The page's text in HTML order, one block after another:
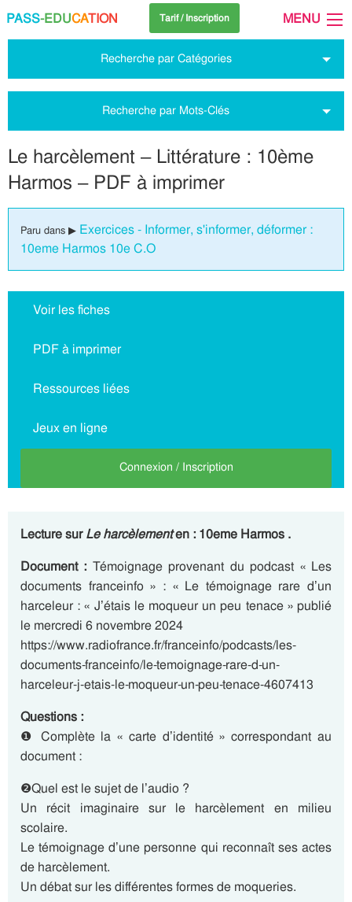
PASS-EDUCATION Tarif / Inscription MENU
Recherche par Catégories
Recherche par Mots-Clés
Le harcèlement – Littérature : 10ème
Harmos – PDF à imprimer
Paru dans ▶ Exercices - Informer, s'informer, déformer :
10eme Harmos 10e C.O
Voir les fiches
PDF à imprimer
Ressources liées
Jeux en ligne
Connexion / Inscription
Lecture surLe harcèlementen : 10eme Harmos .
Document : Témoignage provenant du podcast « Les
documents franceinfo » : « Le témoignage rare d’un
harceleur : « J’étais le moqueur un peu tenace » publié
le mercredi 6 novembre 2024
https://www.radiofrance.fr/franceinfo/podcasts/les-
documents-franceinfo/le-temoignage-rare-d-un-
harceleur-j-etais-le-moqueur-un-peu-tenace-4607413
Questions :
❶ Complète la « carte d’identité » correspondant au
document :
❷Quel est le sujet de l’audio ?
Un récit imaginaire sur le harcèlement en milieu
scolaire.
Le témoignage d’une personne qui reconnaît ses actes
de harcèlement.
Un débat sur les différentes formes de moqueries.